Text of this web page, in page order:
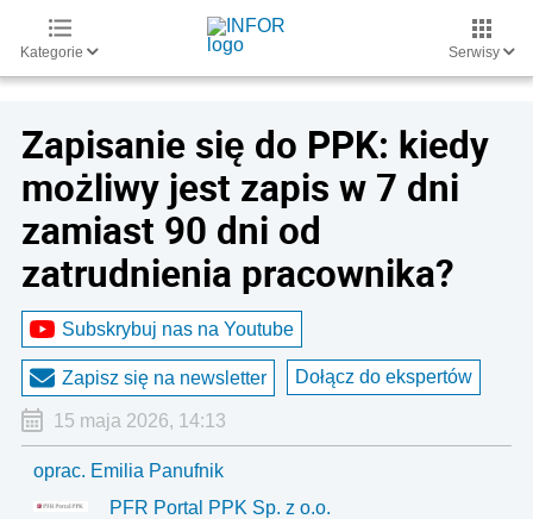
Kategorie Serwisy
Zapisanie się do PPK: kiedy
możliwy jest zapis w 7 dni
zamiast 90 dni od
zatrudnienia pracownika?
Subskrybuj nas na Youtube
Zapisz się na newsletter Dołącz do ekspertów
15 maja 2026, 14:13
oprac. Emilia Panufnik
PFR Portal PPK Sp. z o.o.